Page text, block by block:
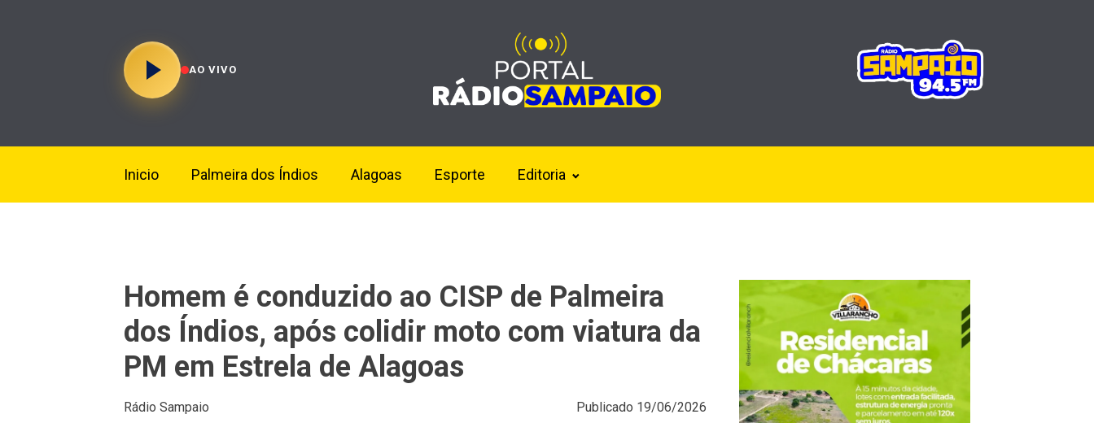
AO VIVO
Inicio Palmeira dos Índios Alagoas Esporte Editoria
Homem é conduzido ao CISP de Palmeira
dos Índios, após colidir moto com viatura da
PM em Estrela de Alagoas
Rádio Sampaio Publicado 19/06/2026